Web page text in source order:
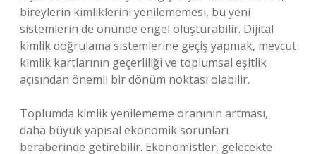
bireylerin kimliklerini yenilememesi, bu yeni
sistemlerin de önünde engel oluşturabilir. Dijital
kimlik doğrulama sistemlerine geçiş yapmak, mevcut
kimlik kartlarının geçerliliği ve toplumsal eşitlik
açısından önemli bir dönüm noktası olabilir.
Toplumda kimlik yenilememe oranının artması,
daha büyük yapısal ekonomik sorunları
beraberinde getirebilir. Ekonomistler, gelecekte